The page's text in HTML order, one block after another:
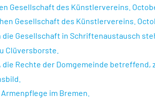
Gesellschaft des Künstlervereins.
Gesellschaft des Künstlervereins.
Gesellschaft in Schriftenaustausch
Clüversborste.
Rechte der Domgemeinde betreffend,
im Bremen.